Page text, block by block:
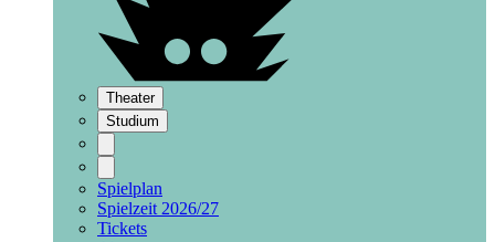
Theater
Studium
Spielplan
Spielzeit 2026/27
Tickets